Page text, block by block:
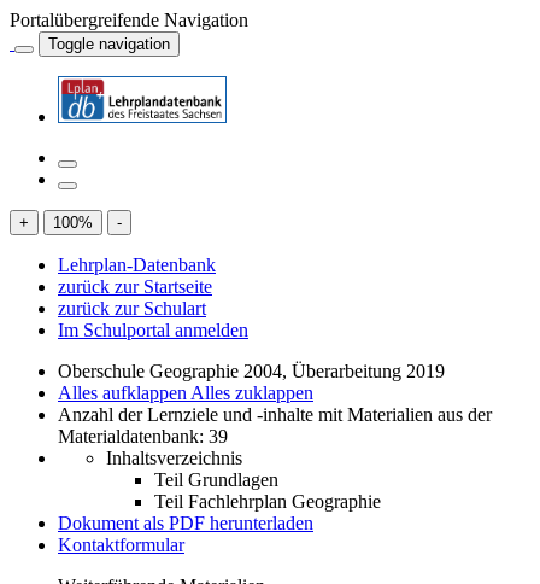
Portalübergreifende Navigation
Toggle navigation
+ 100% -
Lehrplan-Datenbank
zurück zur Startseite
zurück zur Schulart
Im Schulportal anmelden
Oberschule Geographie 2004, Überarbeitung 2019
Alles aufklappen Alles zuklappen
Anzahl der Lernziele und -inhalte mit Materialien aus der
Materialdatenbank: 39
Inhaltsverzeichnis
Teil Grundlagen
Teil Fachlehrplan Geographie
Dokument als PDF herunterladen
Kontaktformular